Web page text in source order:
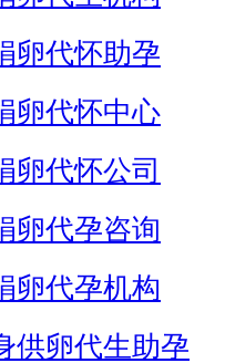
卵代怀助孕
卵代怀中心
卵代怀公司
卵代孕咨询
卵代孕机构
供卵代生助孕